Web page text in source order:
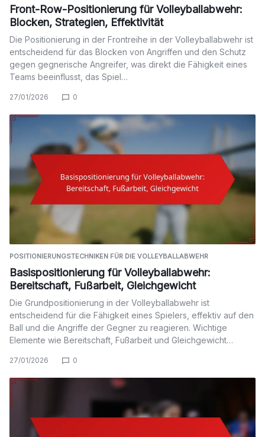
Front-Row-Positionierung für Volleyballabwehr:
Blocken, Strategien, Effektivität
Die Positionierung in der Frontreihe in der Volleyballabwehr ist
entscheidend für das Blocken von Angriffen und den Schutz
gegen gegnerische Angreifer, was direkt die Fähigkeit eines
Teams beeinflusst, das Spiel…
27/01/2026 0
POSITIONIERUNGSTECHNIKEN FÜR DIE VOLLEYBALLABWEHR
Basispositionierung für Volleyballabwehr:
Bereitschaft, Fußarbeit, Gleichgewicht
Die Grundpositionierung in der Volleyballabwehr ist
entscheidend für die Fähigkeit eines Spielers, effektiv auf den
Ball und die Angriffe der Gegner zu reagieren. Wichtige
Elemente wie Bereitschaft, Fußarbeit und Gleichgewicht…
27/01/2026 0